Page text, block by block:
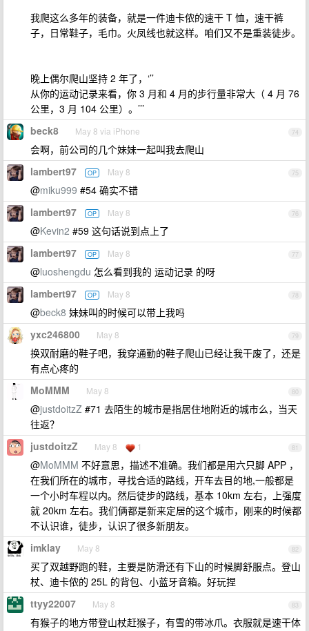
我爬这么多年的装备，就是一件迪卡侬的速干 T 恤，速干裤
子，日常鞋子，毛巾。火凤线也就这样。咱们又不是重装徒步。
晚上偶尔爬山坚持 2 年了，‘’’
从你的运动记录来看，你 3 月和 4 月的步行量非常大（ 4 月 76
公里，3 月 104 公里）。’’’
74
beck8 May 8 via iPhone
会啊，前公司的几个妹妹一起叫我去爬山
75
lambert97 OP May 8
@miku999 #54 确实不错
76
lambert97 OP May 8
@Kevin2 #59 这句话说到点上了
77
lambert97 OP May 8
@luoshengdu 怎么看到我的 运动记录 的呀
78
lambert97 OP May 8
@beck8 妹妹叫的时候可以带上我吗
79
yxc246800 May 8
换双耐磨的鞋子吧，我穿通勤的鞋子爬山已经让我干废了，还是
有点心疼的
80
MoMMM May 8
@justdoitzZ #71 去陌生的城市是指居住地附近的城市么，当天
往返？
81
justdoitzZ May 8 1
@MoMMM 不好意思，描述不准确。我们都是用六只脚 APP ，
在我们所在的城市，寻找合适的路线，开车去目的地,一般都是
一个小时车程以内。然后徒步的路线，基本 10km 左右，上强度
就 20km 左右。我们俩都是新来定居的这个城市，刚来的时候都
不认识谁，徒步，认识了很多新朋友。
82
imklay May 8
买了双越野跑的鞋，主要是防滑还有下山的时候脚舒服点。登山
杖、迪卡侬的 25L 的背包、小蓝牙音箱。好玩捏
83
ttyy22007 May 8
有猴子的地方带登山杖赶猴子，有雪的带冰爪。衣服就是速干体